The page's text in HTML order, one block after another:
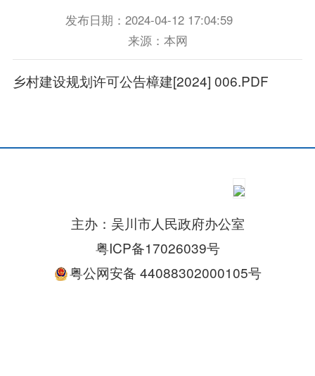
发布日期：2024-04-12 17:04:59
来源：本网
乡村建设规划许可公告樟建[2024] 006.PDF
主办：吴川市人民政府办公室
粤ICP备17026039号
粤公网安备 44088302000105号